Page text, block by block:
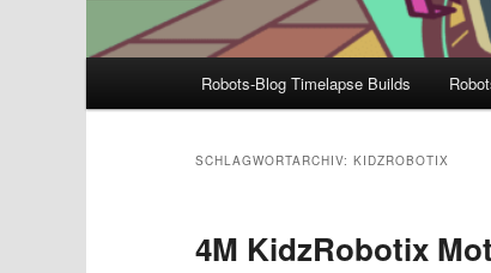
Robots-Blog Timelapse Builds
SCHLAGWORTARCHIV:KIDZROBOTIX
4M KidzRobotix